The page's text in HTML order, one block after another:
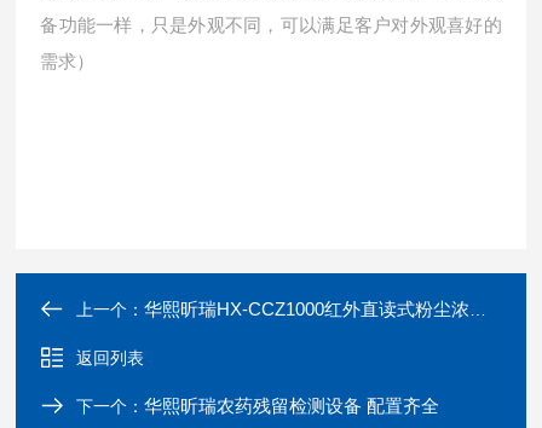
备功能一样，只是外观不同，可以满足客户对外观喜好的
需求）
上一个：华熙昕瑞HX-CCZ1000红外直读式粉尘浓度测量仪中文
返回列表
下一个：华熙昕瑞农药残留检测设备 配置齐全